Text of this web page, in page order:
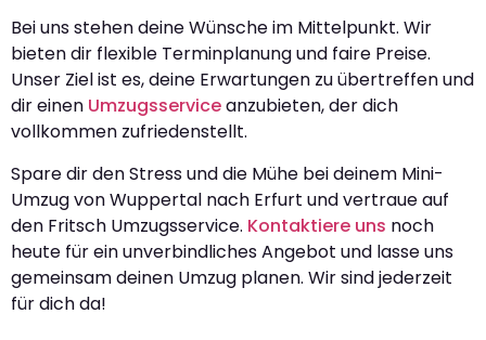
Bei uns stehen deine Wünsche im Mittelpunkt. Wir
bieten dir flexible Terminplanung und faire Preise.
Unser Ziel ist es, deine Erwartungen zu übertreffen und
dir einen Umzugsserviceanzubieten, der dich
vollkommen zufriedenstellt.
Spare dir den Stress und die Mühe bei deinem Mini-
Umzug von Wuppertal nach Erfurt und vertraue auf
den Fritsch Umzugsservice. Kontaktiere uns noch
heute für ein unverbindliches Angebot und lasse uns
gemeinsam deinen Umzug planen. Wir sind jederzeit
für dich da!